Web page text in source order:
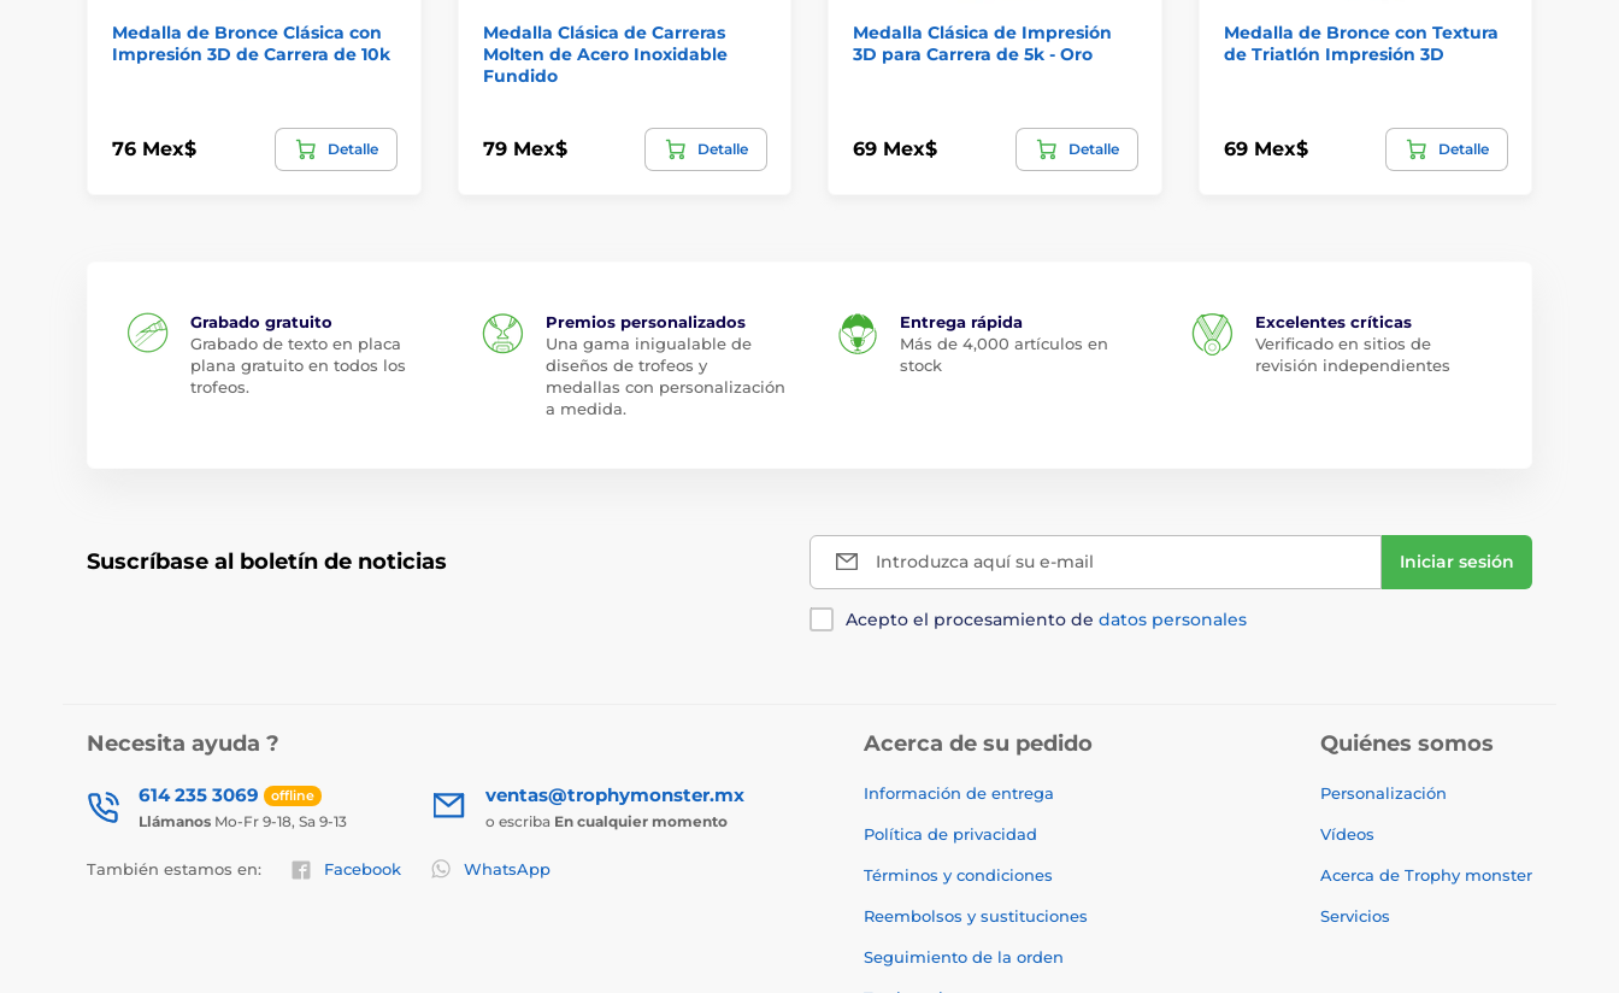
Medalla de Bronce Clásica con
Impresión 3D de Carrera de 10k
76 Mex$ Detalle
Medalla Clásica de Carreras
Molten de Acero Inoxidable
Fundido
79 Mex$ Detalle
Medalla Clásica de Impresión
3D para Carrera de 5k - Oro
69 Mex$ Detalle
Medalla de Bronce con Textura
de Triatlón Impresión 3D
69 Mex$ Detalle
Grabado gratuito
Grabado de texto en placa
plana gratuito en todos los
trofeos.
Premios personalizados
Una gama inigualable de
diseños de trofeos y
medallas con personalización
a medida.
Entrega rápida
Más de 4,000 artículos en
stock
Excelentes críticas
Verificado en sitios de
revisión independientes
Suscríbase al boletín de noticias Introduzca aquí su e-mail Iniciar sesión
Acepto el procesamiento de datos personales
Necesita ayuda ?
614 235 3069 offline
Llámanos Mo-Fr 9-18, Sa 9-13
ventas@trophymonster.mx
o escriba En cualquier momento
También estamos en: Facebook WhatsApp
Acerca de su pedido
Información de entrega
Política de privacidad
Términos y condiciones
Reembolsos y sustituciones
Seguimiento de la orden
Quiénes somos
Personalización
Vídeos
Acerca de Trophy monster
Servicios